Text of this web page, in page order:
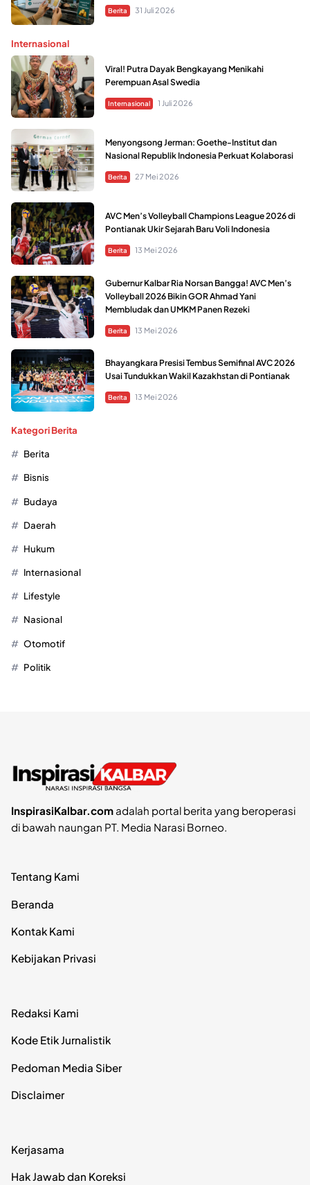
Berita 31 Juli 2026
Internasional
Viral! Putra Dayak Bengkayang Menikahi
Perempuan Asal Swedia
Internasional 1 Juli 2026
Menyongsong Jerman: Goethe-Institut dan
Nasional Republik Indonesia Perkuat Kolaborasi
Berita 27 Mei 2026
AVC Men’s Volleyball Champions League 2026 di
Pontianak Ukir Sejarah Baru Voli Indonesia
Berita 13 Mei 2026
Gubernur Kalbar Ria Norsan Bangga! AVC Men’s
Volleyball 2026 Bikin GOR Ahmad Yani
Membludak dan UMKM Panen Rezeki
Berita 13 Mei 2026
Bhayangkara Presisi Tembus Semifinal AVC 2026
Usai Tundukkan Wakil Kazakhstan di Pontianak
Berita 13 Mei 2026
Kategori Berita
Berita
Bisnis
Budaya
Daerah
Hukum
Internasional
Lifestyle
Nasional
Otomotif
Politik
InspirasiKalbar.comadalah portal berita yang beroperasi
di bawah naungan PT. Media Narasi Borneo.
Tentang Kami
Beranda
Kontak Kami
Kebijakan Privasi
Redaksi Kami
Kode Etik Jurnalistik
Pedoman Media Siber
Disclaimer
Kerjasama
Hak Jawab dan Koreksi